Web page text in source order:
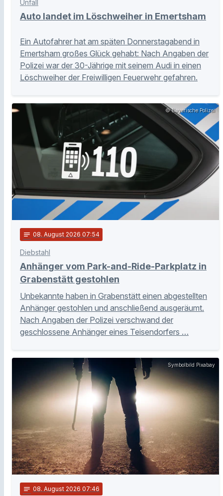
Unfall
Auto landet im Löschweiher in Emertsham
Ein Autofahrer hat am späten Donnerstagabend in
Emertsham großes Glück gehabt: Nach Angaben der
Polizei war der 30-Jährige mit seinem Audi in einen
Löschweiher der Freiwilligen Feuerwehr gefahren.
© Bayerische Polizei
notes 08. August 2026 07:54
Diebstahl
Anhänger vom Park-and-Ride-Parkplatz in
Grabenstätt gestohlen
Unbekannte haben in Grabenstätt einen abgestellten
Anhänger gestohlen und anschließend ausgeräumt.
Nach Angaben der Polizei verschwand der
geschlossene Anhänger eines Teisendorfers …
Symbolbild Pixabay
notes 08. August 2026 07:46